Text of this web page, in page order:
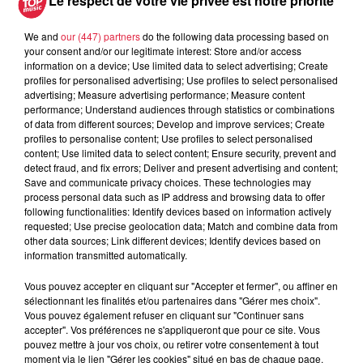
À découvrir également
We and our (447) partnersdo the following data processing based on
your consent and/or our legitimate interest: Store and/or access
information on a device; Use limited data to select advertising; Create
profiles for personalised advertising; Use profiles to select personalised
advertising; Measure advertising performance; Measure content
performance; Understand audiences through statistics or combinations
of data from different sources; Develop and improve services; Create
profiles to personalise content; Use profiles to select personalised
content; Use limited data to select content; Ensure security, prevent and
detect fraud, and fix errors; Deliver and present advertising and content;
Save and communicate privacy choices. These technologies may
process personal data such as IP address and browsing data to offer
following functionalities: Identify devices based on information actively
requested; Use precise geolocation data; Match and combine data from
other data sources; Link different devices; Identify devices based on
information transmitted automatically.
Vous pouvez accepter en cliquant sur "Accepter et fermer", ou affiner en
sélectionnant les finalités et/ou partenaires dans "Gérer mes choix".
Vous pouvez également refuser en cliquant sur "Continuer sans
accepter". Vos préférences ne s'appliqueront que pour ce site. Vous
pouvez mettre à jour vos choix, ou retirer votre consentement à tout
moment via le lien "Gérer les cookies" situé en bas de chaque page.